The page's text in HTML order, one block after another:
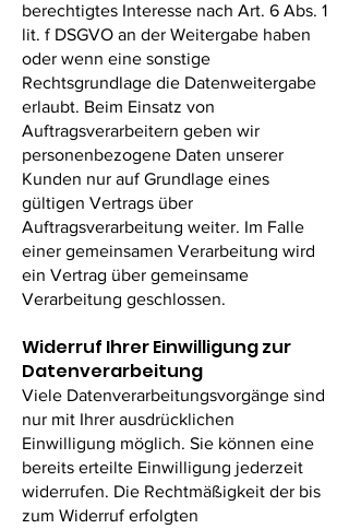
berechtigtes Interesse nach Art. 6 Abs. 1
lit. f DSGVO an der Weitergabe haben
oder wenn eine sonstige
Rechtsgrundlage die Datenweitergabe
erlaubt. Beim Einsatz von
Auftragsverarbeitern geben wir
personenbezogene Daten unserer
Kunden nur auf Grundlage eines
gültigen Vertrags über
Auftragsverarbeitung weiter. Im Falle
einer gemeinsamen Verarbeitung wird
ein Vertrag über gemeinsame
Verarbeitung geschlossen.
Widerruf Ihrer Einwilligung zur
Datenverarbeitung
Viele Datenverarbeitungsvorgänge sind
nur mit Ihrer ausdrücklichen
Einwilligung möglich. Sie können eine
bereits erteilte Einwilligung jederzeit
widerrufen. Die Rechtmäßigkeit der bis
zum Widerruf erfolgten